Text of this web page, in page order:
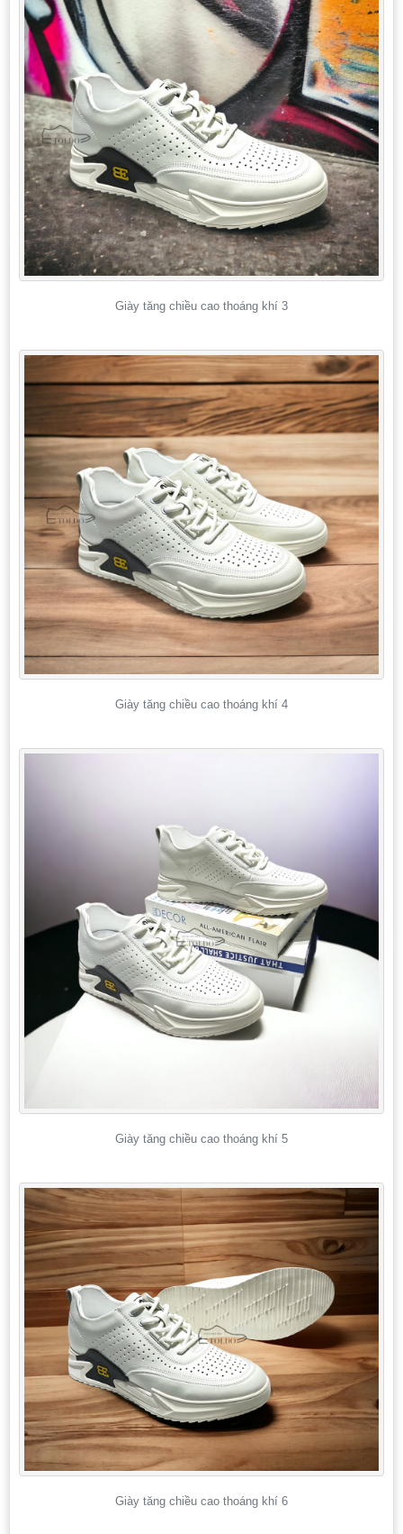
Giày tăng chiều cao thoáng khí 3
Giày tăng chiều cao thoáng khí 4
Giày tăng chiều cao thoáng khí 5
Giày tăng chiều cao thoáng khí 6